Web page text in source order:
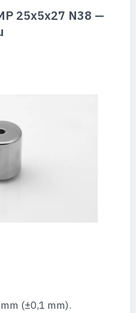
25x5x27 N38 —
(±0,1 mm).